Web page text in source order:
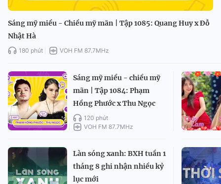
Sáng mỹ miều - Chiều mỹ mãn | Tập 1085: Quang Huy x Đỗ
Nhật Hà
180 phút VOH FM 87.7MHz
Sáng mỹ miều - chiều mỹ
mãn | Tập 1084: Phạm
Hồng Phước x Thu Ngọc
120 phút
VOH FM 87.7MHz
Làn sóng xanh: BXH tuần 1
tháng 8 ghi nhận nhiều kỷ
lục mới